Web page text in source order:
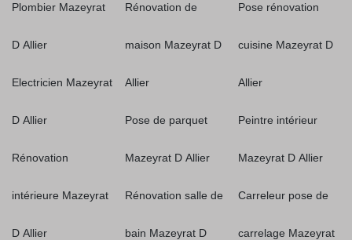
Plombier Mazeyrat
D Allier
Electricien Mazeyrat
D Allier
Rénovation
intérieure Mazeyrat
D Allier
Rénovation de
maison Mazeyrat D
Allier
Pose de parquet
Mazeyrat D Allier
Rénovation salle de
bain Mazeyrat D
Pose rénovation
cuisine Mazeyrat D
Allier
Peintre intérieur
Mazeyrat D Allier
Carreleur pose de
carrelage Mazeyrat